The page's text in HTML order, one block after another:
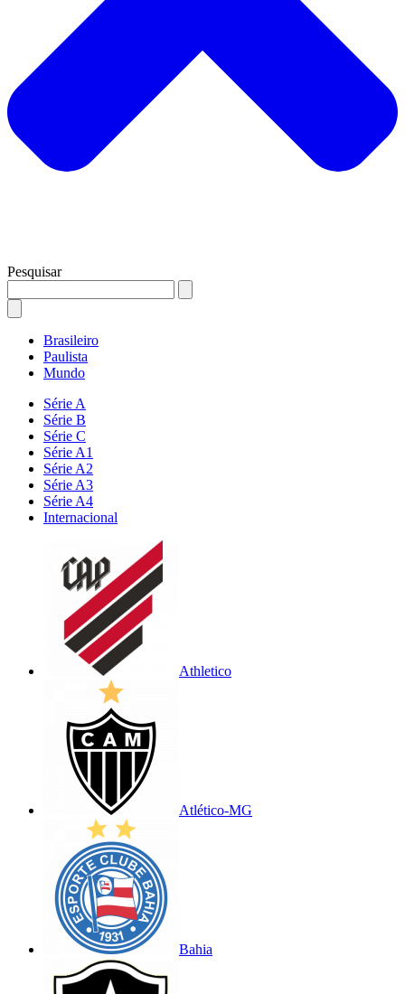
Pesquisar
Brasileiro
Paulista
Mundo
Série A
Série B
Série C
Série A1
Série A2
Série A3
Série A4
Internacional
Athletico
Atlético-MG
Bahia